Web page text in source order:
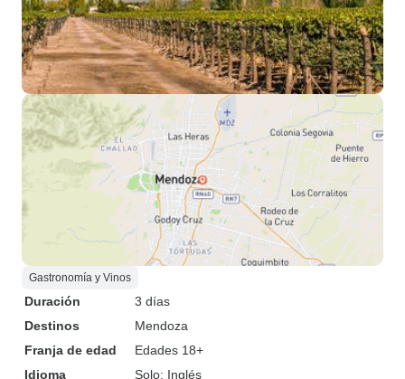
Gastronomía y Vinos
Duración
3 días
Destinos
Mendoza
Franja de edad
Edades 18+
Idioma
Solo: Inglés